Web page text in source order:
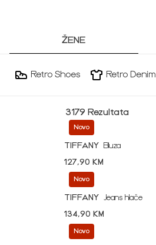
ŽENE
Retro Shoes Retro Denim
3179 Rezultata
Novo
TIFFANY
Bluza
127,90 KM
Novo
TIFFANY
Jeans hlače
134,90 KM
Novo